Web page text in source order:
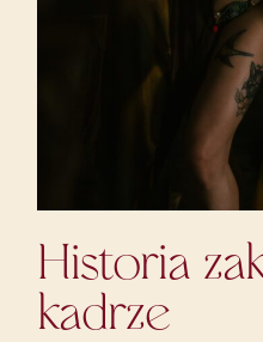
Historia
kadrze